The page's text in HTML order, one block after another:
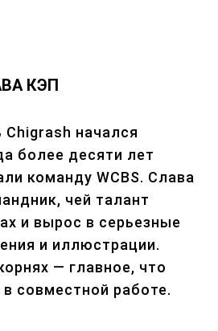
КЭП
Chigrash начался
более десяти лет
команду WCBS. Слава
чей талант
и вырос в серьезные
и иллюстрации.
— главное, что
совместной работе.